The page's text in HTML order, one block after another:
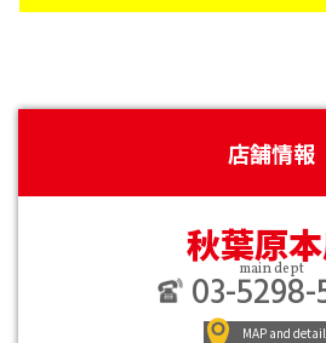
店舗情報
秋葉原
main dept
03-
MAP and detail